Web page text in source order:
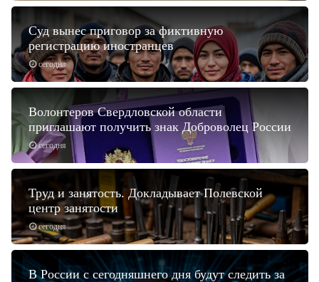
сегодня
Суд вынес приговор за фиктивную
регистрацию иностранцев
сегодня
Волонтеров Свердловской области
приглашают получить знак Доброволец России
сегодня
Труд и занятость. Докладывает Полевской
центр занятости
В России с сегодняшнего дня будут следить за